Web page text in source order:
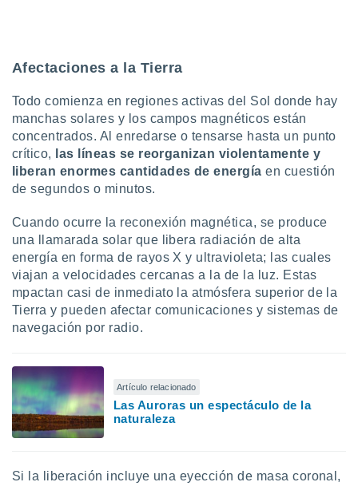
Afectaciones a la Tierra
Todo comienza en regiones activas del Sol donde hay
manchas solares y los campos magnéticos están
concentrados. Al enredarse o tensarse hasta un punto
crítico,
las líneas se reorganizan violentamente y
liberan enormes cantidades de energíaen cuestión
de segundos o minutos.
Cuando ocurre la reconexión magnética, se produce
una llamarada solar que libera radiación de alta
energía en forma de rayos X y ultravioleta; las cuales
viajan a velocidades cercanas a la de la luz. Estas
mpactan casi de inmediato la atmósfera superior de la
Tierra y pueden afectar comunicaciones y sistemas de
navegación por radio.
Artículo relacionado
Las Auroras un espectáculo de la
naturaleza
Si la liberación incluye una eyección de masa coronal,